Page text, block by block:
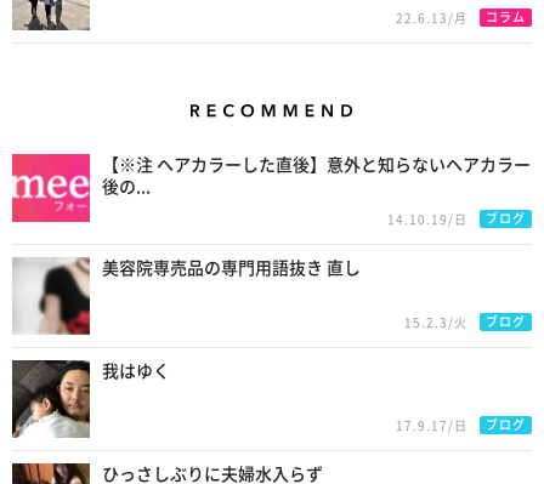
22.6.13/月 コラム
【※注 ヘアカラーした直後】意外と知らないヘアカラー
後の...
14.10.19/日 ブログ
美容院専売品の専門用語抜き 直し
15.2.3/火 ブログ
我はゆく
17.9.17/日 ブログ
ひっさしぶりに夫婦水入らず